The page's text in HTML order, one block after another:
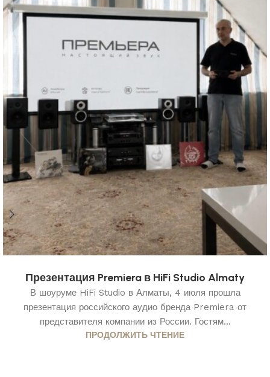
Презентация Premiera в HiFi Studio Almaty
В шоуруме HiFi Studio в Алматы, 4 июля прошла
презентация российского аудио бренда Premiera от
представителя компании из России. Гостям...
ПРОДОЛЖИТЬ ЧТЕНИЕ